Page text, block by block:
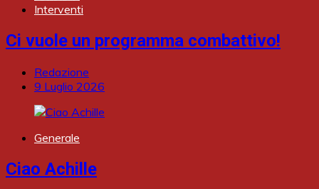
Interventi
Ci vuole un programma combattivo!
Redazione
9 Luglio 2026
Generale
Ciao Achille